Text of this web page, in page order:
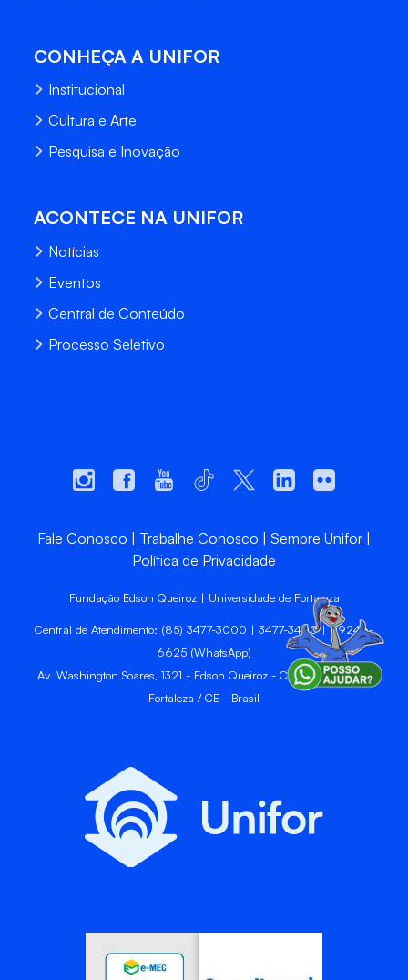
CONHEÇA A UNIFOR
Institucional
Cultura e Arte
Pesquisa e Inovação
ACONTECE NA UNIFOR
Notícias
Eventos
Central de Conteúdo
Processo Seletivo
Fale Conosco Trabalhe Conosco
Sempre Unifor
Política de Privacidade
Fundação Edson Queiroz | Universidade de Fortaleza
Central de Atendimento: (85) 3477-3000 | 3477-3400 | 99246-
6625 (WhatsApp)
Av. Washington Soares, 1321 - Edson Queiroz - CEP 60811-905 -
Fortaleza / CE - Brasil